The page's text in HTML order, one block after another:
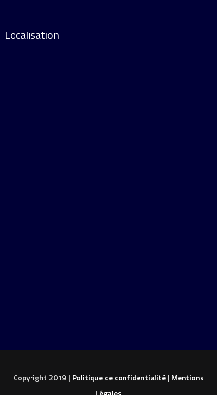
Localisation
Copyright 2019 | Politique de confidentialité| Mentions